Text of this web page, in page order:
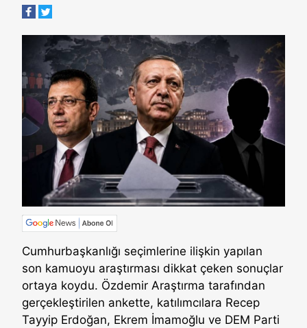
Cumhurbaşkanlığı seçimlerine ilişkin yapılan
son kamuoyu araştırması dikkat çeken sonuçlar
ortaya koydu. Özdemir Araştırma tarafından
gerçekleştirilen ankette, katılımcılara Recep
Tayyip Erdoğan, Ekrem İmamoğlu ve DEM Parti